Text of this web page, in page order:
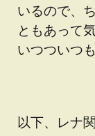
いるので、
ともあって
いつついつ
以下、レナ